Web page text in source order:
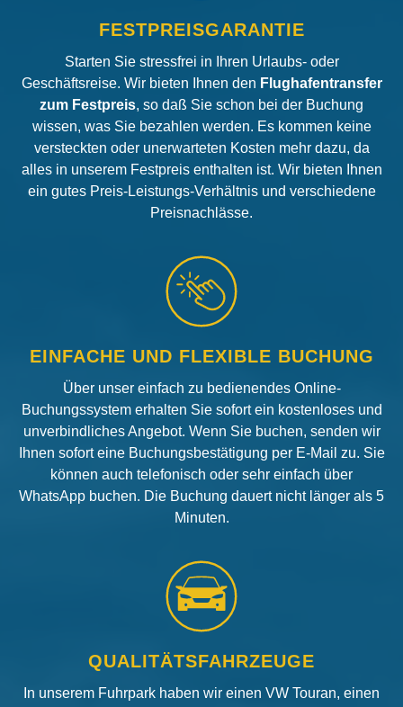
FESTPREISGARANTIE
Starten Sie stressfrei in Ihren Urlaubs- oder
Geschäftsreise. Wir bieten Ihnen den Flughafentransfer
zum Festpreis, so daß Sie schon bei der Buchung
wissen, was Sie bezahlen werden. Es kommen keine
versteckten oder unerwarteten Kosten mehr dazu, da
alles in unserem Festpreis enthalten ist. Wir bieten Ihnen
ein gutes Preis-Leistungs-Verhältnis und verschiedene
Preisnachlässe.
EINFACHE UND FLEXIBLE BUCHUNG
Über unser einfach zu bedienendes Online-
Buchungssystem erhalten Sie sofort ein kostenloses und
unverbindliches Angebot. Wenn Sie buchen, senden wir
Ihnen sofort eine Buchungsbestätigung per E-Mail zu. Sie
können auch telefonisch oder sehr einfach über
WhatsApp buchen. Die Buchung dauert nicht länger als 5
Minuten.
QUALITÄTSFAHRZEUGE
In unserem Fuhrpark haben wir einen VW Touran, einen